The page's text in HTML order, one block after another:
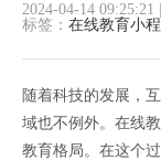
2024-04-14 09:25:21
标签： 在线教育小
随着科技的发展，
域也不例外。在线
教育格局。在这个